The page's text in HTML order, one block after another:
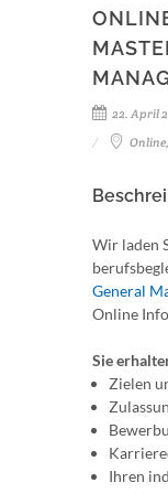
22. April
Wir laden
General
Online
Sie
Zielen
Ihren